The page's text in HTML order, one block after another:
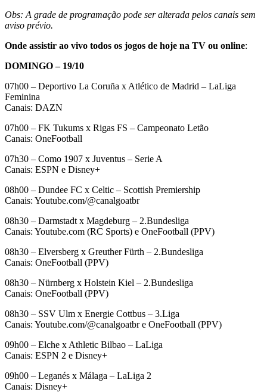
Obs: A grade de programação pode ser alterada pelos canais sem
aviso prévio.
Onde assistir ao vivo todos os jogos de hoje na TV ou online:
DOMINGO – 19/10
07h00 – Deportivo La Coruña x Atlético de Madrid – LaLiga
Feminina
Canais: DAZN
07h00 – FK Tukums x Rigas FS – Campeonato Letão
Canais: OneFootball
07h30 – Como 1907 x Juventus – Serie A
Canais: ESPN e Disney+
08h00 – Dundee FC x Celtic – Scottish Premiership
Canais: Youtube.com/@canalgoatbr
08h30 – Darmstadt x Magdeburg – 2.Bundesliga
Canais: Youtube.com (RC Sports) e OneFootball (PPV)
08h30 – Elversberg x Greuther Fürth – 2.Bundesliga
Canais: OneFootball (PPV)
08h30 – Nürnberg x Holstein Kiel – 2.Bundesliga
Canais: OneFootball (PPV)
08h30 – SSV Ulm x Energie Cottbus – 3.Liga
Canais: Youtube.com/@canalgoatbr e OneFootball (PPV)
09h00 – Elche x Athletic Bilbao – LaLiga
Canais: ESPN 2 e Disney+
09h00 – Leganés x Málaga – LaLiga 2
Canais: Disney+